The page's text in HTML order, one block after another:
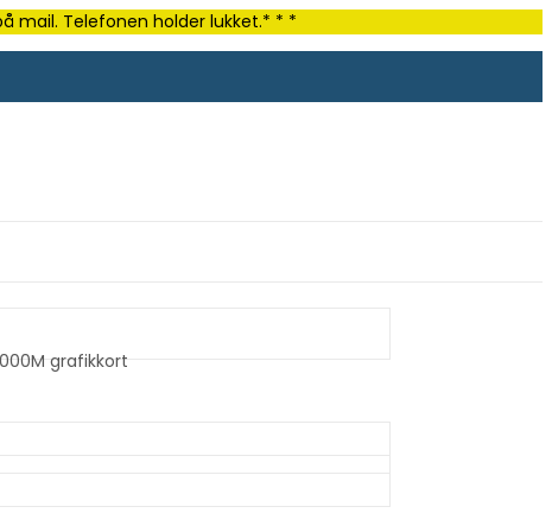
mail. Telefonen holder lukket.* * *
grafikkort